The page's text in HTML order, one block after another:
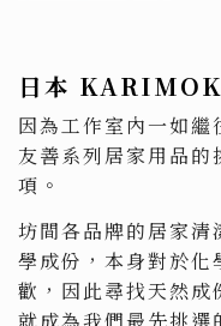
日本
因為工作室內一如
友善系列居家用品
項。
坊間各品牌的居家清
學成份，本身對於化
歡，因此尋找天然成
就成為我們最先挑選